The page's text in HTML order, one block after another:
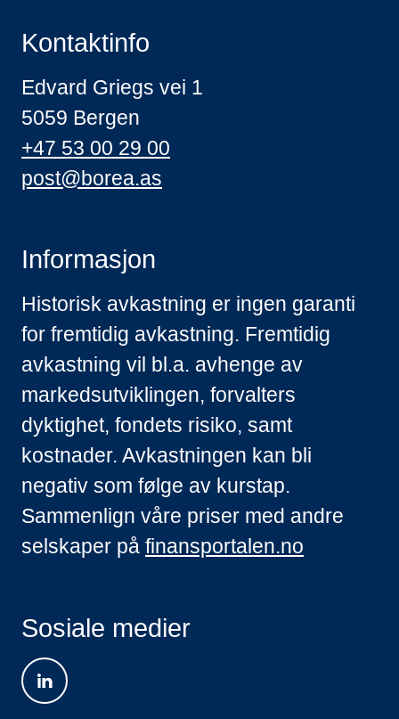
Kontaktinfo
Edvard Griegs vei 1
5059 Bergen
+47 53 00 29 00
post@borea.as
Informasjon
Historisk avkastning er ingen garanti
for fremtidig avkastning. Fremtidig
avkastning vil bl.a. avhenge av
markedsutviklingen, forvalters
dyktighet, fondets risiko, samt
kostnader. Avkastningen kan bli
negativ som følge av kurstap.
Sammenlign våre priser med andre
selskaper på finansportalen.no
Sosiale medier